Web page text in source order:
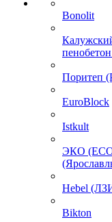
Bonolit
Поритеп
EuroBlock
Istkult
ЭКО
Hebel
Bikton